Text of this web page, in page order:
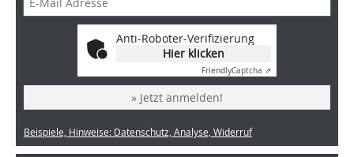
Anti-Roboter-Verifizierung
Hier klicken
FriendlyCaptcha ⇗
» Jetzt anmelden!
Beispiele, Hinweise: Datenschutz, Analyse, Widerruf